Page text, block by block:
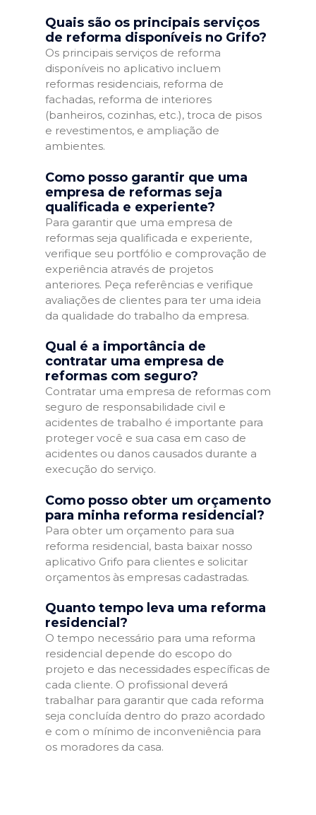
Quais são os principais serviços
de reforma disponíveis no Grifo?
Os principais serviços de reforma
disponíveis no aplicativo incluem
reformas residenciais, reforma de
fachadas, reforma de interiores
(banheiros, cozinhas, etc.), troca de pisos
e revestimentos, e ampliação de
ambientes.
Como posso garantir que uma
empresa de reformas seja
qualificada e experiente?
Para garantir que uma empresa de
reformas seja qualificada e experiente,
verifique seu portfólio e comprovação de
experiência através de projetos
anteriores. Peça referências e verifique
avaliações de clientes para ter uma ideia
da qualidade do trabalho da empresa.
Qual é a importância de
contratar uma empresa de
reformas com seguro?
Contratar uma empresa de reformas com
seguro de responsabilidade civil e
acidentes de trabalho é importante para
proteger você e sua casa em caso de
acidentes ou danos causados durante a
execução do serviço.
Como posso obter um orçamento
para minha reforma residencial?
Para obter um orçamento para sua
reforma residencial, basta baixar nosso
aplicativo Grifo para clientes e solicitar
orçamentos às empresas cadastradas.
Quanto tempo leva uma reforma
residencial?
O tempo necessário para uma reforma
residencial depende do escopo do
projeto e das necessidades específicas de
cada cliente. O profissional deverá
trabalhar para garantir que cada reforma
seja concluída dentro do prazo acordado
e com o mínimo de inconveniência para
os moradores da casa.